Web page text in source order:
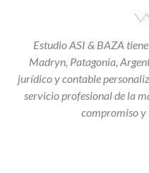
Estudio ASI & BAZA
Madryn, Patagonia,
jurídico y contable
servicio profesional de la
compromiso y